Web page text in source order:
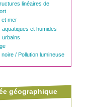
linéaires de
et mer
aquatiques et humides
urbains
/ Pollution lumineuse
géographique